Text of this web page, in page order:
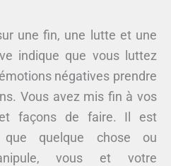
une fin, une lutte et une
indique que vous luttez
négatives prendre
Vous avez mis fin à vos
et façons de faire. Il est
quelque chose ou
vous et votre